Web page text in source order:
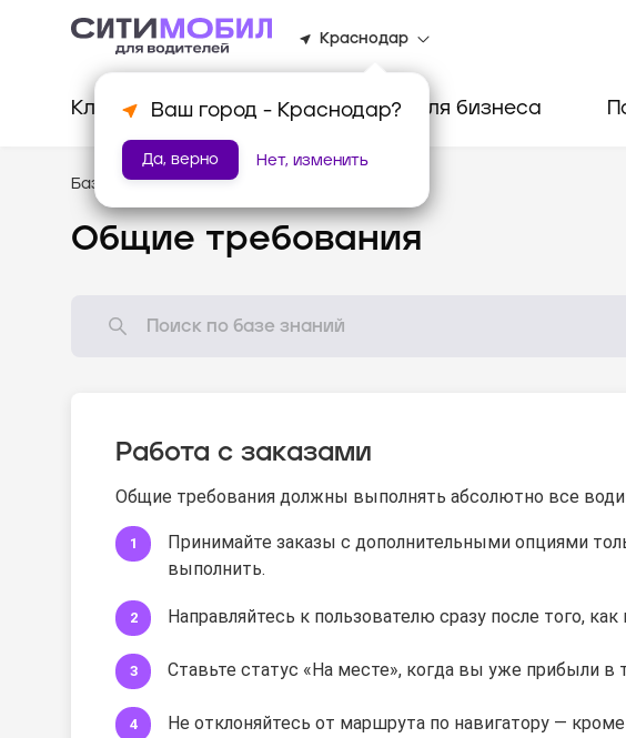
Краснодар
Ваш город - Краснодар?
Да, верно Нет, изменить
Клиентам Водителям Для бизнеса
База знаний /Стандарты оказания услуг
Общие требования
Работа с заказами
Общие требования должны выполнять абсолютно все
Принимайте заказы с дополнительными опциями
выполнить.
Направляйтесь к пользователю сразу после того, как
Ставьте статус «На месте», когда вы уже прибыли в
Не отклоняйтесь от маршрута по навигатору — кроме